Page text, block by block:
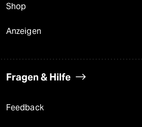
Shop
Anzeigen
Fragen & Hilfe
Feedback